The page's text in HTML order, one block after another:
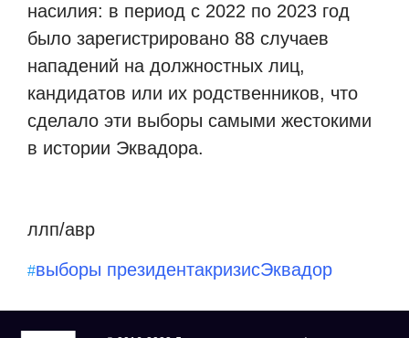
насилия: в период с 2022 по 2023 год
было зарегистрировано 88 случаев
нападений на должностных лиц,
кандидатов или их родственников, что
сделало эти выборы самыми жестокими
в истории Эквадора.
ллп/авр
#выборы президентакризисЭквадор